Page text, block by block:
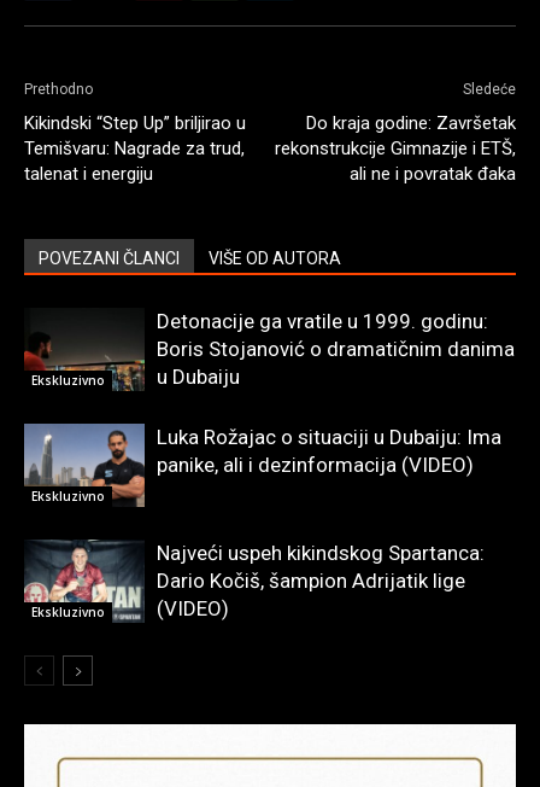
Prethodno
Kikindski “Step Up” briljirao u
Temišvaru: Nagrade za trud,
talenat i energiju
Sledeće
Do kraja godine: Završetak
rekonstrukcije Gimnazije i ETŠ,
ali ne i povratak đaka
POVEZANI ČLANCI VIŠE OD AUTORA
Ekskluzivno
Detonacije ga vratile u 1999. godinu:
Boris Stojanović o dramatičnim danima
u Dubaiju
Ekskluzivno
Luka Rožajac o situaciji u Dubaiju: Ima
panike, ali i dezinformacija (VIDEO)
Ekskluzivno
Najveći uspeh kikindskog Spartanca:
Dario Kočiš, šampion Adrijatik lige
(VIDEO)